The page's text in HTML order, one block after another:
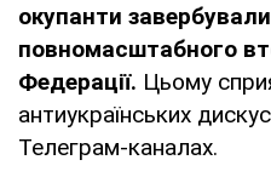
окупанти
повномасштабного
Федерації. Цьому
антиукраїнських
Телеграм-каналах.